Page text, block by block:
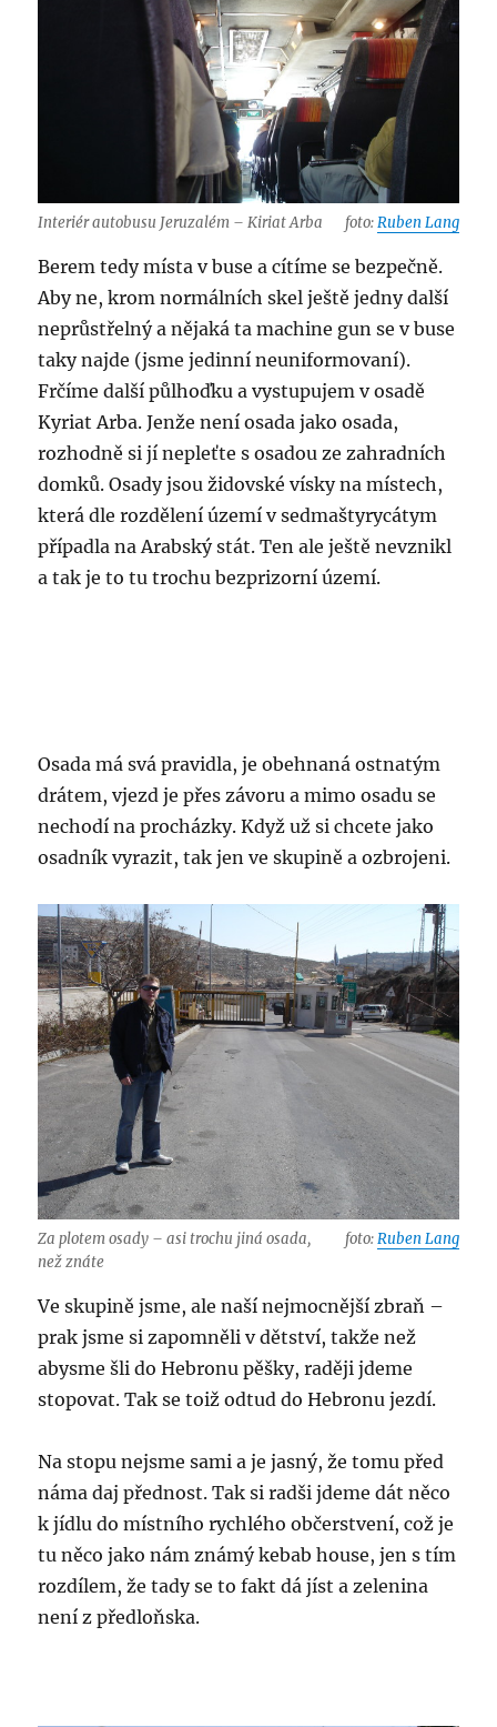
Interiér autobusu Jeruzalém – Kiriat Arba foto:Ruben Lang
Berem tedy místa v buse a cítíme se bezpečně.
Aby ne, krom normálních skel ještě jedny další
neprůstřelný a nějaká ta machine gun se v buse
taky najde (jsme jedinní neuniformovaní).
Frčíme další půlhoďku a vystupujem v osadě
Kyriat Arba. Jenže není osada jako osada,
rozhodně si jí nepleťte s osadou ze zahradních
domků. Osady jsou židovské vísky na místech,
která dle rozdělení území v sedmaštyrycátym
případla na Arabský stát. Ten ale ještě nevznikl
a tak je to tu trochu bezprizorní území.
Osada má svá pravidla, je obehnaná ostnatým
drátem, vjezd je přes závoru a mimo osadu se
nechodí na procházky. Když už si chcete jako
osadník vyrazit, tak jen ve skupině a ozbrojeni.
Za plotem osady – asi trochu jiná osada,
než znáte
foto:Ruben Lang
Ve skupině jsme, ale naší nejmocnější zbraň –
prak jsme si zapomněli v dětství, takže než
abysme šli do Hebronu pěšky, raději jdeme
stopovat. Tak se toiž odtud do Hebronu jezdí.
Na stopu nejsme sami a je jasný, že tomu před
náma daj přednost. Tak si radši jdeme dát něco
k jídlu do místního rychlého občerstvení, což je
tu něco jako nám známý kebab house, jen s tím
rozdílem, že tady se to fakt dá jíst a zelenina
není z předloňska.